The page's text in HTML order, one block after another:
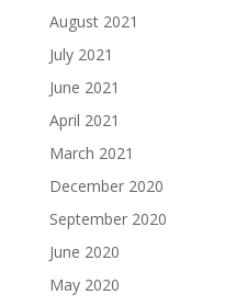
August 2021
July 2021
June 2021
April 2021
March 2021
December 2020
September 2020
June 2020
May 2020